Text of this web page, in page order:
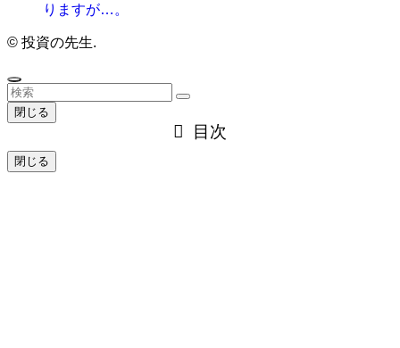
りますが…。
© 投資の先生.
閉じる
目次
閉じる